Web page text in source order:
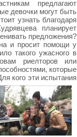
предлагают
девочки могут быть
узнать благодаря
планирует
предложения?
и просит помощи у
такого ужасного в
риелторов или
которые
кого эти испытания